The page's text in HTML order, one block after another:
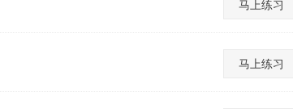
马上练习
马上练习